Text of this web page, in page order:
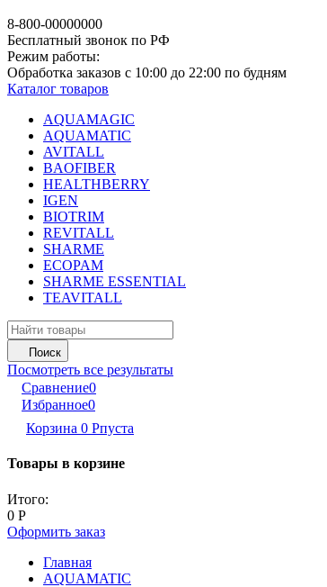
8-800-00000000
Бесплатный звонок по РФ
Режим работы:
Обработка заказов с 10:00 до 22:00 по будням
Каталог товаров
AQUAMAGIC
AQUAMATIC
AVITALL
BAOFIBER
HEALTHBERRY
IGEN
BIOTRIM
REVITALL
SHARME
ECOPAM
SHARME ESSENTIAL
TEAVITALL
Поиск
Посмотреть все результаты
Сравнение0
Избранное0
Корзина 0 Рпуста
Товары в корзине
Итого:
0 Р
Оформить заказ
Главная
AQUAMATIC